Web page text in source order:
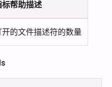
标帮助描述
开的文件描述符的数量